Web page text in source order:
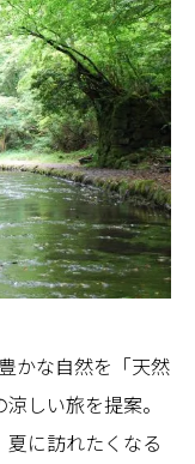
かな自然を「天然
しい旅を提案。
に訪れたくなる